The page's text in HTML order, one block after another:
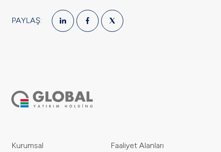
PAYLAŞ:
Kurumsal Faaliyet Alanları